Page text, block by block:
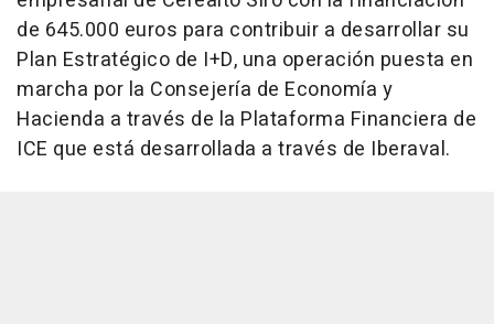
de 645.000 euros para contribuir a desarrollar su
Plan Estratégico de I+D, una operación puesta en
marcha por la Consejería de Economía y
Hacienda a través de la Plataforma Financiera de
ICE que está desarrollada a través de Iberaval.